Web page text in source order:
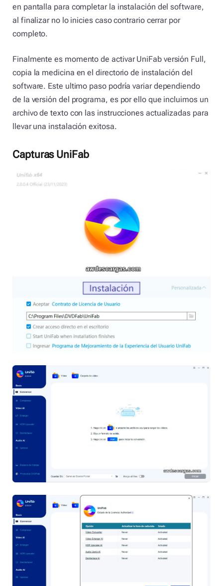
en pantalla para completar la instalación del software,
al finalizar no lo inicies caso contrario cerrar por
completo.
Finalmente es momento de activar UniFab versión Full,
copia la medicina en el directorio de instalación del
software. Este ultimo paso podría variar dependiendo
de la versión del programa, es por ello que incluimos un
archivo de texto con las instrucciones actualizadas para
llevar una instalación exitosa.
Capturas UniFab